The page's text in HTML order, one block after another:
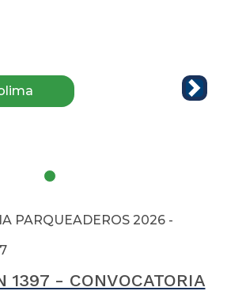
PARQUEADEROS 2026 -
1397 - CONVOCATORIA